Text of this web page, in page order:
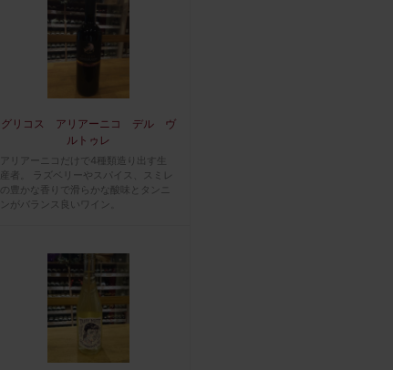
グリコス アリアーニコ デル ヴ
ルトゥレ
アリアーニコだけで4種類造り出す生
産者。 ラズベリーやスパイス、スミレ
の豊かな香りで滑らかな酸味とタンニ
ンがバランス良いワイン。